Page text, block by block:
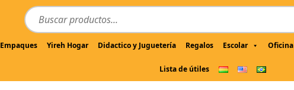
Empaques Yireh Hogar Didactico y Juguetería Regalos Escolar Oficina
Lista de útiles